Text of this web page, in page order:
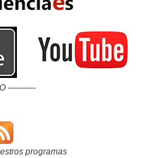
———-
programas